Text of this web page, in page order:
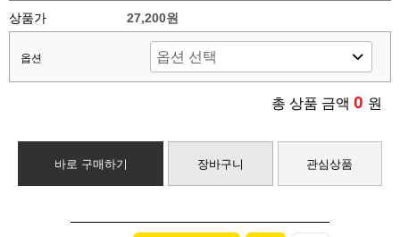
상품가 27,200원
옵션
총 상품 금액 0 원
바로 구매하기 장바구니 관심상품